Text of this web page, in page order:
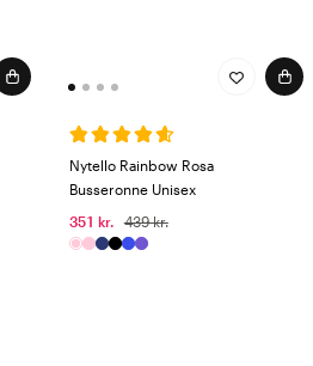
Nytello Rainbow Rosa
Busseronne Unisex
351 kr.
439 kr.